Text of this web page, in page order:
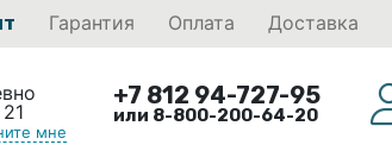
Гарантия Оплата Доставка
мне
+7 812 94-727-95
или 8-800-200-64-20